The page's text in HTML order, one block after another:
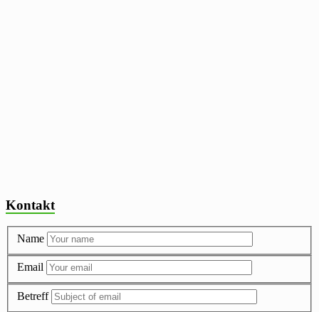
Kontakt
Name
Email
Betreff